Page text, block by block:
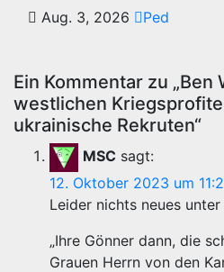
Aug. 3, 2026 Ped
Ein Kommentar zu „Ben
westlichen
ukrainische Rekruten“
MSC sagt:
12. Oktober 2023 um
Leider nichts neues
„Ihre Gönner dann, die
Grauen Herrn von den